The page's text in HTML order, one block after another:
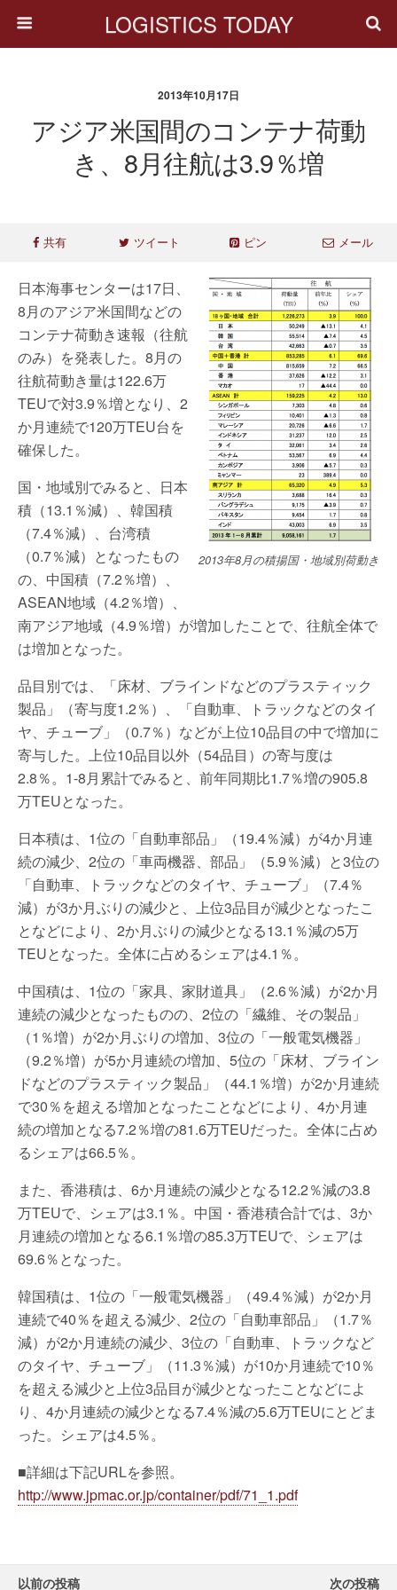
LOGISTICS TODAY
2013年10月17日
アジア米国間のコンテナ荷動
き、8月往航は3.9％増
共有 ツイート ピン メール
2013年8月の積揚国・地域別荷動き
日本海事センターは17日、
8月のアジア米国間などの
コンテナ荷動き速報（往航
のみ）を発表した。8月の
往航荷動き量は122.6万
TEUで対3.9％増となり、2
か月連続で120万TEU台を
確保した。
国・地域別でみると、日本
積（13.1％減）、韓国積
（7.4％減）、台湾積
（0.7％減）となったもの
の、中国積（7.2％増）、
ASEAN地域（4.2％増）、
南アジア地域（4.9％増）が増加したことで、往航全体で
は増加となった。
品目別では、「床材、ブラインドなどのプラスティック
製品」（寄与度1.2％）、「自動車、トラックなどのタイ
ヤ、チューブ」（0.7％）などが上位10品目の中で増加に
寄与した。上位10品目以外（54品目）の寄与度は
2.8％。1-8月累計でみると、前年同期比1.7％増の905.8
万TEUとなった。
日本積は、1位の「自動車部品」（19.4％減）が4か月連
続の減少、2位の「車両機器、部品」（5.9％減）と3位の
「自動車、トラックなどのタイヤ、チューブ」（7.4％
減）が3か月ぶりの減少と、上位3品目が減少となったこ
となどにより、2か月ぶりの減少となる13.1％減の5万
TEUとなった。全体に占めるシェアは4.1％。
中国積は、1位の「家具、家財道具」（2.6％減）が2か月
連続の減少となったものの、2位の「繊維、その製品」
（1％増）が2か月ぶりの増加、3位の「一般電気機器」
（9.2％増）が5か月連続の増加、5位の「床材、ブライン
ドなどのプラスティック製品」（44.1％増）が2か月連続
で30％を超える増加となったことなどにより、4か月連
続の増加となる7.2％増の81.6万TEUだった。全体に占め
るシェアは66.5％。
また、香港積は、6か月連続の減少となる12.2％減の3.8
万TEUで、シェアは3.1％。中国・香港積合計では、3か
月連続の増加となる6.1％増の85.3万TEUで、シェアは
69.6％となった。
韓国積は、1位の「一般電気機器」（49.4％減）が2か月
連続で40％を超える減少、2位の「自動車部品」（1.7％
減）が2か月連続の減少、3位の「自動車、トラックなど
のタイヤ、チューブ」（11.3％減）が10か月連続で10％
を超える減少と上位3品目が減少となったことなどによ
り、4か月連続の減少となる7.4％減の5.6万TEUにとどま
った。シェアは4.5％。
■詳細は下記URLを参照。
http://www.jpmac.or.jp/container/pdf/71_1.pdf
以前の投稿 次の投稿